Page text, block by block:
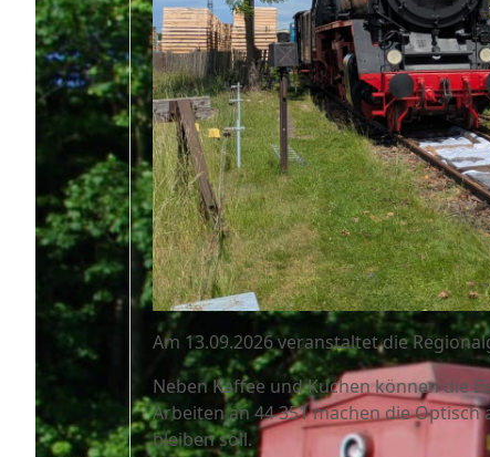
Am 13.09.2026 veranstaltet die
Neben Kaffee und Kuchen können die
Arbeiten an 44 351 machen die
bleiben soll.